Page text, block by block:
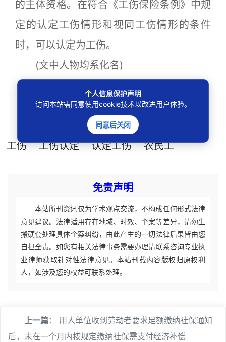
的主体资格。在符合《工伤保险条例》中规
定的认定工伤情形和视同工伤情形的条件
时，可以认定为工伤。
(文中人物均系化名)
文/ 黄越 北京海淀法院
编辑/ 姜欣雨
务工者
超过法定退休年龄
工伤
工伤认定 认定工伤 农民工
免责声明
本站所刊资讯仅为学术观点交流，不构成任何形式法律
意见建议。法律适用存在地域、时效、个案等差异，请勿生
搬硬套处理具体个案纠纷，由此产生的一切法律后果皆由您
自担全责。如您有相关法律事务需要办理请联系咨询专业执
业律师获取针对性法律意见。本站刊载内容版权归原权利
人，如涉及您的权益可联系处理。
上一篇： 用人单位收到劳动者要求足额缴纳社保通知
后，未在一个月内按规定缴纳社保需支付经济补偿
个人信息保护声明
访问本站需同意使用cookie技术以改进用户体验。
同意后关闭